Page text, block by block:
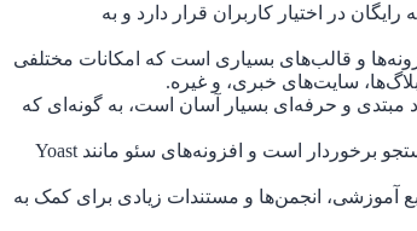
در اختیار کاربران قرار دارد و به
و قالب‌های بسیاری است که امکانات مختلفی
سایت‌های خبری، و غیره.
مبتدی و حرفه‌ای بسیار آسان است، به گونه‌ای که
وردپرس از ساختار بهینه‌ای برای موتورهای جستجو برخوردار است و افزونه‌های سئو مانند Yoast
آموزشی، انجمن‌ها و مستندات زیادی برای کمک به